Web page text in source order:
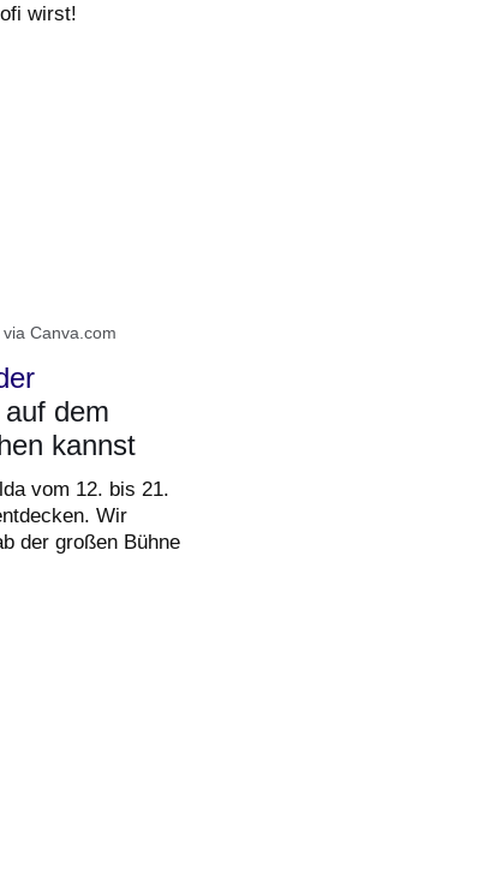
wirst!
Canva.com
dem
kannst
vom 12. bis 21.
Wir
der großen Bühne